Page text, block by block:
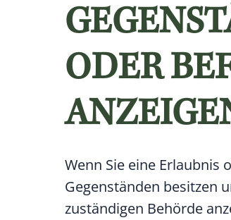
ODER
Wenn Sie eine
Gegenständen besitzen
zuständigen Behörde